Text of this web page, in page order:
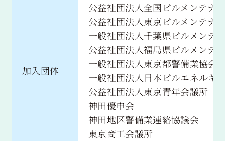
加入団体
公益社団法人全国ビルメンテナ
公益社団法人東京ビルメンテナ
一般社団法人千葉県ビルメンテ
公益社団法人福島県ビルメンテ
一般社団法人東京都警備業協会
一般社団法人日本ビルエネルギ
公益社団法人東京青年会議所
神田優申会
神田地区警備業連絡協議会
東京商工会議所